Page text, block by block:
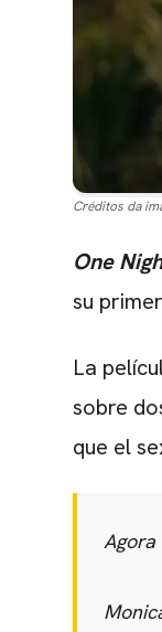
Créditos da
One
su
La
sobre
que el
Agora